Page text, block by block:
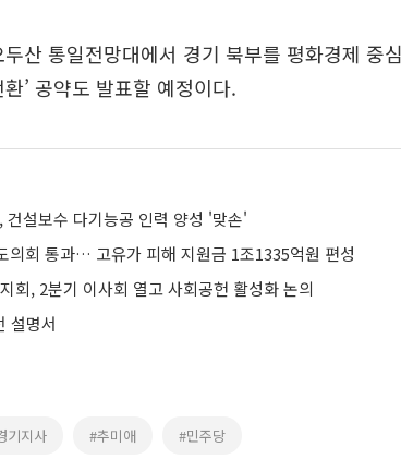
산 통일전망대에서 경기 북부를 평화경제 중
’ 공약도 발표할 예정이다.
건설보수 다기능공 인력 양성 '맞손'
의회 통과… 고유가 피해 지원금 1조1335억원 편성
회, 2분기 이사회 열고 사회공헌 활성화 논의
설명서
기지사 #추미애 #민주당